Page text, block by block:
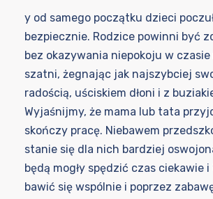
y od samego początku dzieci
bezpiecznie. Rodzice powinni być
bez okazywania niepokoju w
szatni, żegnając jak najszybciej
radością, uściskiem dłoni i z
Wyjaśnijmy, że mama lub tata
skończy pracę. Niebawem
stanie się dla nich bardziej
będą mogły spędzić czas ciekawie
bawić się wspólnie i poprzez